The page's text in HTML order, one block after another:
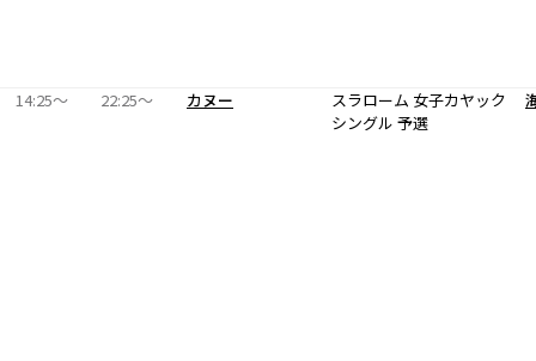
14:25〜 22:25〜 カヌー
スラローム 女子カヤック
シングル 予選